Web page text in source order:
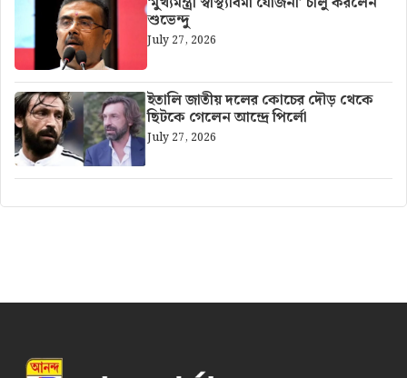
শুভেন্দু
July 27, 2026
ইতালি জাতীয় দলের কোচের দৌড় থেকে
ছিটকে গেলেন আন্দ্রে পির্লো
July 27, 2026